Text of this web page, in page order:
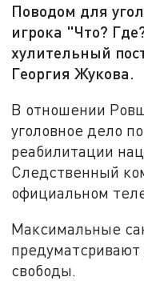
Поводом для
игрока "Что?
хулительный
Георгия Жукова.
В отношении
уголовное дело
реабилитации
Следственный
официальном
Максимальные
свободы.